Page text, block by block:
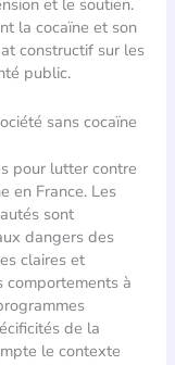
et le soutien.
la cocaïne et son
constructif sur les
public.
sans cocaïne
pour lutter contre
en France. Les
sont
dangers des
claires et
à
de la
le contexte